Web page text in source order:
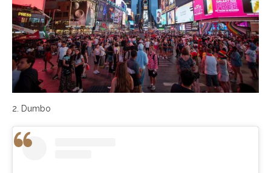
2. Dumbo